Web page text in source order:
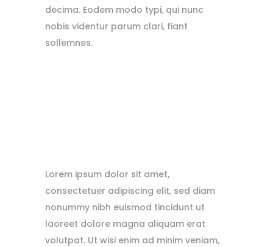
decima. Eodem modo typi, qui nunc
nobis videntur parum clari, fiant
sollemnes.
Lorem ipsum dolor sit amet,
consectetuer adipiscing elit, sed diam
nonummy nibh euismod tincidunt ut
laoreet dolore magna aliquam erat
volutpat. Ut wisi enim ad minim veniam,